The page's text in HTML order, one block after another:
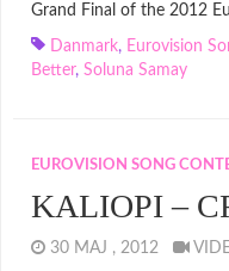
Grand Final of the 2012
Danmark, Eurovision
Better, Soluna Samay
EUROVISION SONG
KALIOPI –
30 MAJ , 2012